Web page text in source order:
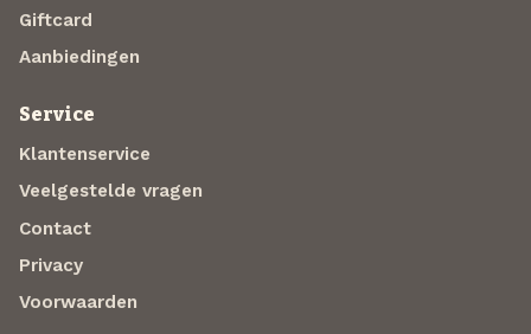
Giftcard
Aanbiedingen
Service
Klantenservice
Veelgestelde vragen
Contact
Privacy
Voorwaarden